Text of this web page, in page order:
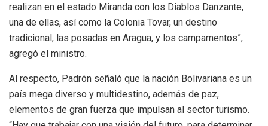
realizan en el estado Miranda con los Diablos Danzante,
una de ellas, así como la Colonia Tovar, un destino
tradicional, las posadas en Aragua, y los campamentos”,
agregó el ministro.
Al respecto, Padrón señaló que la nación Bolivariana es un
país mega diverso y multidestino, además de paz,
elementos de gran fuerza que impulsan al sector turismo.